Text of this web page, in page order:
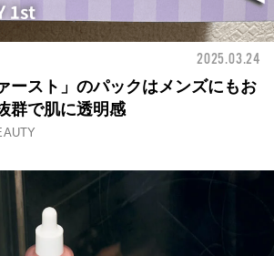
2025.03.24
ースト」のパックはメンズにもお
群で肌に透明感